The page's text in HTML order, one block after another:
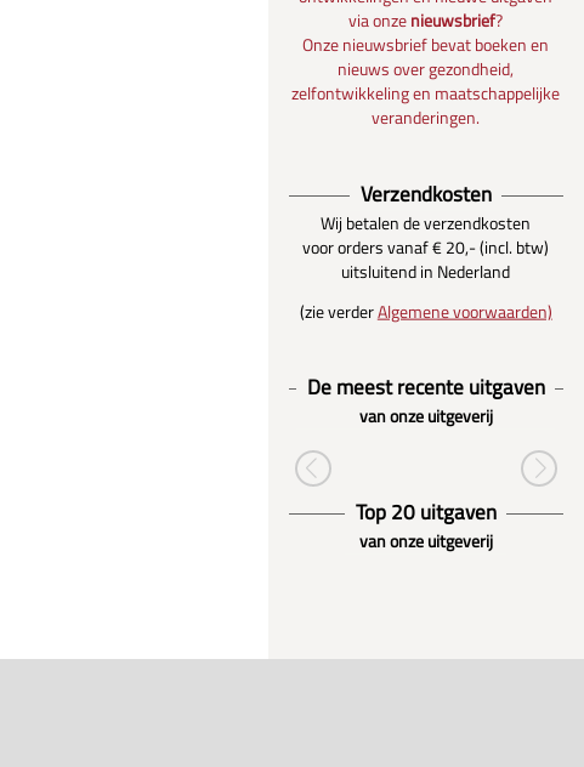
via onzenieuwsbrief?
Onze nieuwsbrief bevat boeken en
nieuws over gezondheid,
zelfontwikkeling en maatschappelijke
veranderingen.
Verzendkosten
Wij betalen de verzendkosten
voor orders vanaf € 20,- (incl. btw)
uitsluitend in Nederland
(zie verderAlgemene voorwaarden)
De meest recente uitgaven
van onze uitgeverij
Top 20 uitgaven
van onze uitgeverij